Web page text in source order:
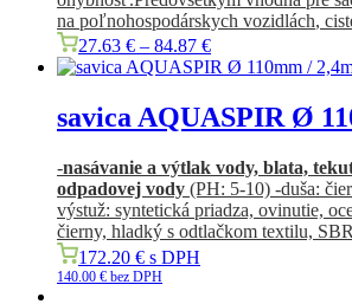
na poľnohospodárskych vozidlách,
atď27.63 € – 84.87 €
savica AQUASPIR Ø
-nasávanie a výtlak vody, blata,
odpadovej vody (PH: 5-10) -duša:
výstuž: syntetická priadza, ovinutie,
čierny, hladký s odtlačkom textilu,
-35 °C/+80 °C
172.20 € s DPH
140.00 € bez DPH